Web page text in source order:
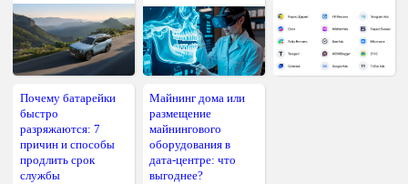
Почему батарейки
быстро
разряжаются: 7
причин и способы
продлить срок
службы
Майнинг дома или
размещение
майнингового
оборудования в
дата-центре: что
выгоднее?